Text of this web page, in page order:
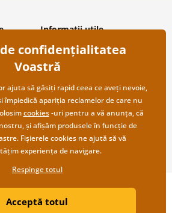
plată
Informații utile
Despre noi
Întrebări frecvente
Contacte
Cooperare angro
©2019 © Dovido.ro.
| Magazinul online a fost creat de
de confidențialitatea
Voastră
ajuta să găsiți rapid ceea ce aveți nevoie,
împiedică apariția reclamelor de care nu
cookies-uri pentru a vă anunța, că
și afișăm produsele în funcție de
Fișierele cookies ne ajută să vă
experiența de navigare.
Respinge totul
Acceptă totul